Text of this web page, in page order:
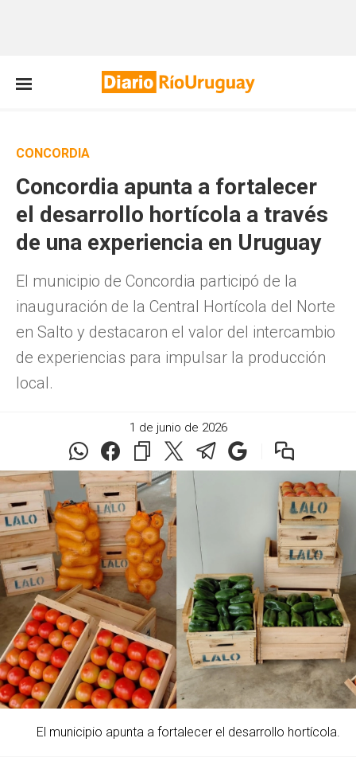
CONCORDIA
Concordia apunta a fortalecer
el desarrollo hortícola a través
de una experiencia en Uruguay
El municipio de Concordia participó de la
inauguración de la Central Hortícola del Norte
en Salto y destacaron el valor del intercambio
de experiencias para impulsar la producción
local.
1 de junio de 2026
El municipio apunta a fortalecer el desarrollo hortícola.